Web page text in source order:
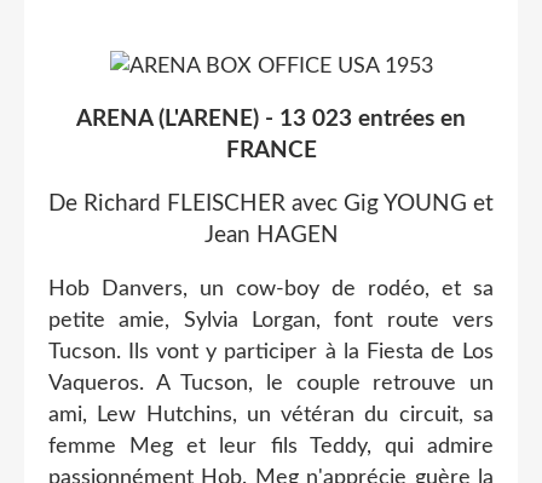
ARENA (L'ARENE) - 13 023 entrées en
FRANCE
De Richard FLEISCHER avec Gig YOUNG et
Jean HAGEN
Hob Danvers, un cow-boy de rodéo, et sa
petite amie, Sylvia Lorgan, font route vers
Tucson. Ils vont y participer à la Fiesta de Los
Vaqueros. A Tucson, le couple retrouve un
ami, Lew Hutchins, un vétéran du circuit, sa
femme Meg et leur fils Teddy, qui admire
passionnément Hob. Meg n'apprécie guère la